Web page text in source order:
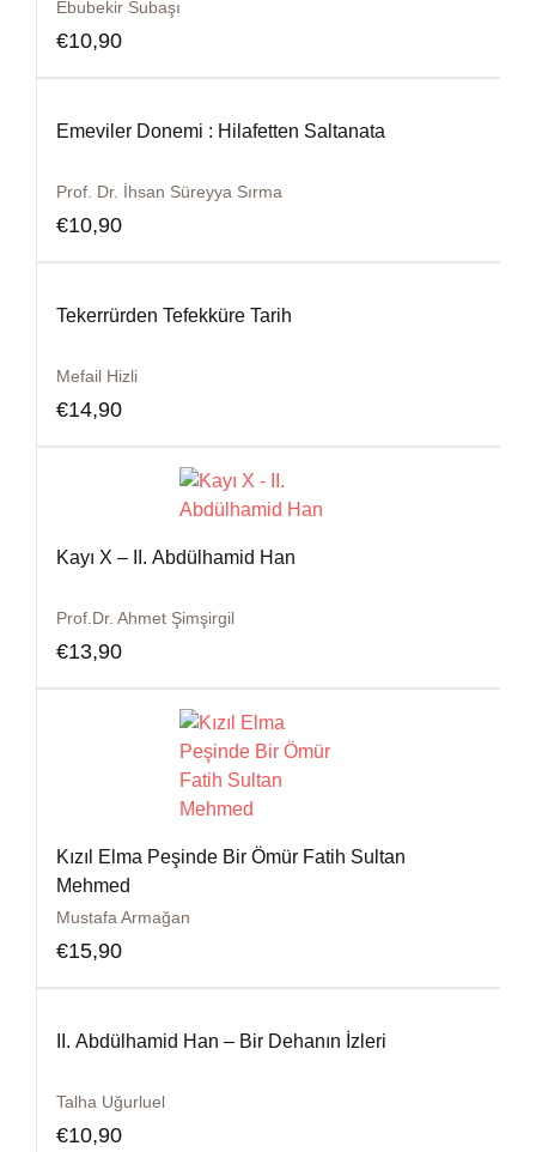
Ebubekir Subaşı
€10,90
Emeviler Donemi : Hilafetten Saltanata
Prof. Dr. İhsan Süreyya Sırma
€10,90
Tekerrürden Tefekküre Tarih
Mefail Hizli
€14,90
Kayı X – II. Abdülhamid Han
Prof.Dr. Ahmet Şimşirgil
€13,90
Kızıl Elma Peşinde Bir Ömür Fatih Sultan
Mehmed
Mustafa Armağan
€15,90
II. Abdülhamid Han – Bir Dehanın İzleri
Talha Uğurluel
€10,90